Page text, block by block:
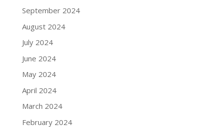
September 2024
August 2024
July 2024
June 2024
May 2024
April 2024
March 2024
February 2024